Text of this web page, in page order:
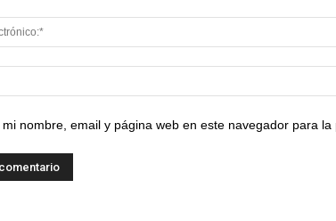
nombre, email y página web en este navegador para la